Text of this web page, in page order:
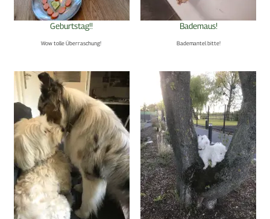
Geburtstag!!
Wow tolle Überraschung!
Bademaus!
Bademantel bitte!